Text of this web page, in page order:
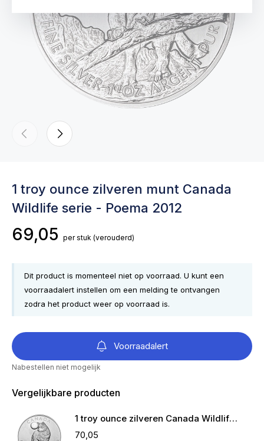
1 troy ounce zilveren munt Canada
Wildlife serie - Poema 2012
69,05 per stuk (verouderd)
Dit product is momenteel niet op voorraad. U kunt een
voorraadalert instellen om een melding te ontvangen
zodra het product weer op voorraad is.
Voorraadalert
Nabestellen niet mogelijk
Vergelijkbare producten
1 troy ounce zilveren Canada Wildlife Wolf munt 2011
70,05